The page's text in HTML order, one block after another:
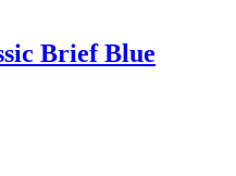
Brief Blue